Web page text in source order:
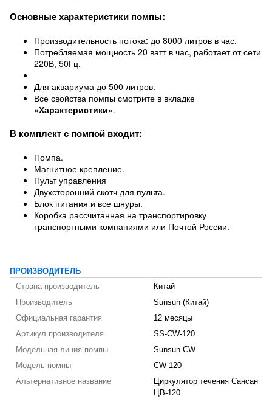
Основные характеристики помпы:
Производительность потока: до 8000 литров в час.
Потребляемая мощность 20 ватт в час, работает от сети
220В, 50Гц.
Для аквариума до 500 литров.
Все свойства помпы смотрите в вкладке
«Характеристики».
В комплект с помпой входит:
Помпа.
Магнитное крепление.
Пульт управления
Двухсторонний скотч для пульта.
Блок питания и все шнуры.
Коробка рассчитанная на транспортировку
транспортными компаниями или Почтой России.
ПРОИЗВОДИТЕЛЬ
Страна производитель
Китай
Производитель
Sunsun (Китай)
Официальная гарантия
12 месяцы
Артикул производителя
SS-CW-120
Модельная линия помпы
Sunsun CW
Модель помпы
CW-120
Альтернативное название
Циркулятор течения Сансан
ЦВ-120